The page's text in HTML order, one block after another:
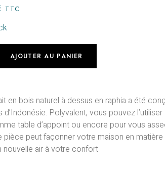
TTC
AJOUTER AU PANIER
en bois naturel à dessus en raphia a été
d’Indonésie. Polyvalent, vous pouvez
table d’appoint ou encore pour vous
pièce peut façonner votre maison en
nouvelle air à votre confort